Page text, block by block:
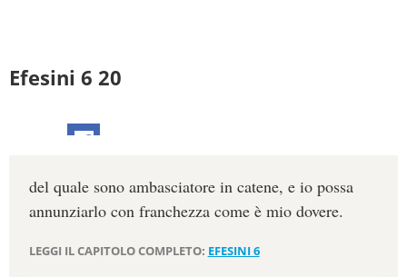
Efesini 6 20
del quale sono ambasciatore in catene, e io possa
annunziarlo con franchezza come è mio dovere.
LEGGI IL CAPITOLO COMPLETO: EFESINI 6